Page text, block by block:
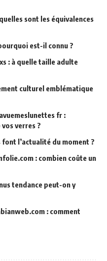
sont les équivalences
est-il connu ?
: à quelle taille adulte
culturel emblématique
fr :
verres ?
l’actualité du moment ?
: combien coûte un
tendance peut-on y
: comment